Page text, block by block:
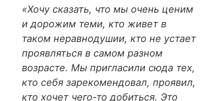
«Хочу сказать, что мы очень ценим
и дорожим теми, кто живет в
таком неравнодушии, кто не устает
проявляться в самом разном
возрасте. Мы пригласили сюда тех,
кто себя зарекомендовал, проявил,
кто хочет чего-то добиться. Это